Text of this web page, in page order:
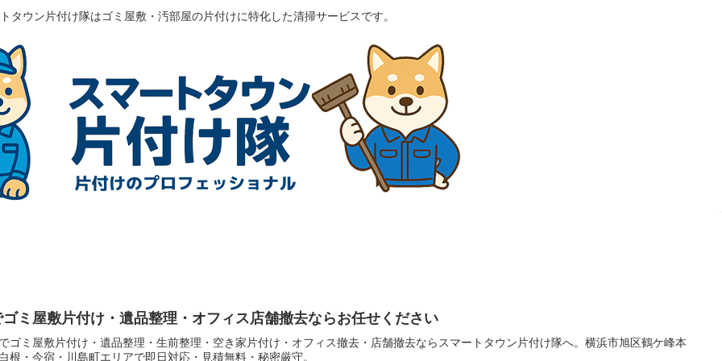
タウン片付け隊はゴミ屋敷・汚部屋の片付けに特化した清掃サービスです。
ミ屋敷片付け・遺品整理・オフィス店舗撤去ならお任せください
ゴミ屋敷片付け・遺品整理・生前整理・空き家片付け・オフィス撤去・店舗撤去ならスマートタウン片付け隊へ。横浜市旭区鶴ケ峰本
根・今宿・川島町エリアで即日対応・見積無料・秘密厳守。